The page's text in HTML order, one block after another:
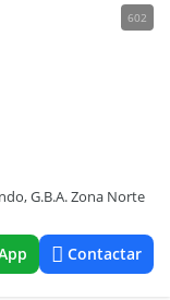
602
G.B.A. Zona Norte
Contactar